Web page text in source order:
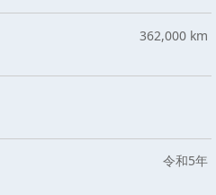
362,000 km
令和5年